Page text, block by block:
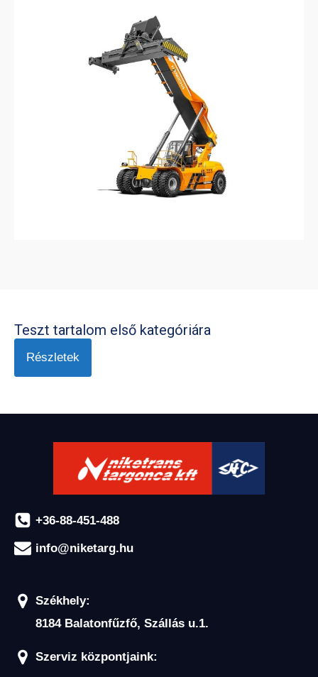
Teszt tartalom első kategóriára
Részletek
+36-88-451-488
info@niketarg.hu
Székhely:
8184 Balatonfűzfő, Szállás u.1.
Szerviz központjaink: